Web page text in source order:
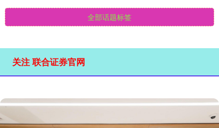
全部话题标签
关注 联合证券官网